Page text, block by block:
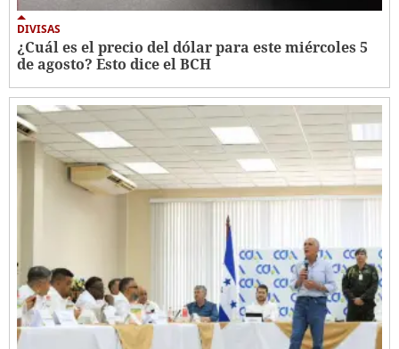
DIVISAS
¿Cuál es el precio del dólar para este miércoles 5
de agosto? Esto dice el BCH